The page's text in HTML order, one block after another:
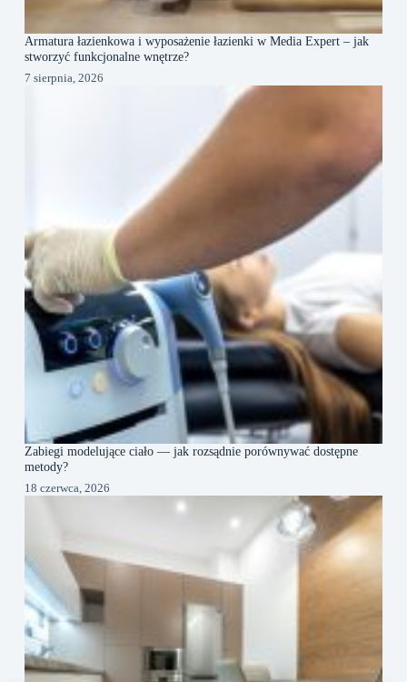
Armatura łazienkowa i wyposażenie łazienki w Media Expert – jak
stworzyć funkcjonalne wnętrze?
7 sierpnia, 2026
Zabiegi modelujące ciało — jak rozsądnie porównywać dostępne
metody?
18 czerwca, 2026